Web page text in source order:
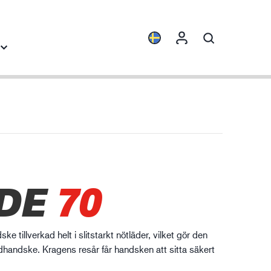
SPARX™
WELD & HEAT™
och
70
tillverkad helt i slitstarkt nötläder, vilket gör den
Kragens resår får handsken att sitta säkert